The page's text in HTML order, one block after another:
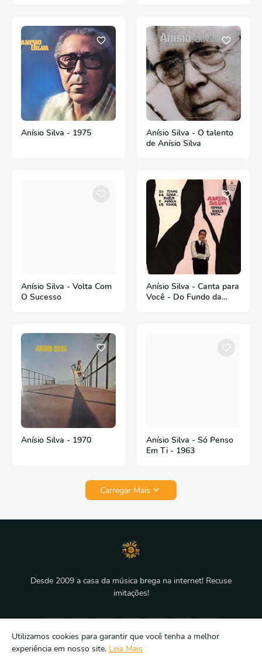
Anísio Silva - 1975
Anísio Silva - O talento
de Anísio Silva
Anísio Silva - Volta Com
O Sucesso
Anísio Silva - Canta para
Você - Do Fundo da
Anísio Silva - 1970
Anísio Silva - Só Penso
Em Ti - 1963
Carregar Mais
Desde 2009 a casa da música brega na internet! Recuse
imitações!
Utilizamos cookies para garantir que você tenha a melhor
experiência em nosso site. Leia Mais